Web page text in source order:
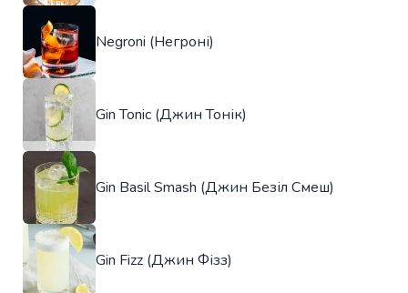
Negroni (Негроні)
Gin Tonic (Джин Тонік)
Gin Basil Smash (Джин Безіл Смеш)
Gin Fizz (Джин Фізз)